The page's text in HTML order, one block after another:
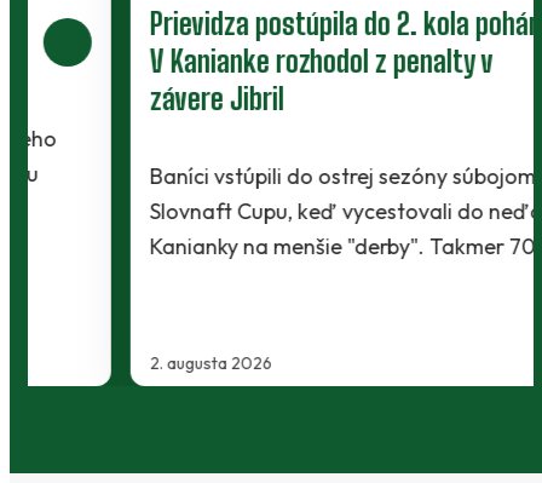
Prievidza postúpila do 2. kola pohára.
V Kanianke rozhodol z penalty v
závere Jibril
2. augusta 2026
Baníci vstúpili do ostrej sezóny súbojom 1. kola
Slovnaft Cupu, keď vycestovali do neďalekej
Kanianky na menšie "derby". Takmer 700…